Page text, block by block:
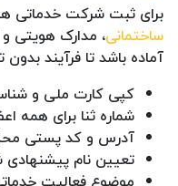
برای ثبت شرکت خدماتی
ساختمانی، مدارک هویتی
آماده باشد تا فرآیند بدون
کپی کارت ملی و
شماره ثنا برای همه
آدرس و کد پستی
تعیین نام